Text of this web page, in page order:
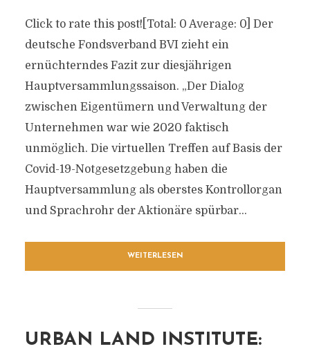
Click to rate this post![Total: 0 Average: 0] Der
deutsche Fondsverband BVI zieht ein
ernüchterndes Fazit zur diesjährigen
Hauptversammlungssaison. „Der Dialog
zwischen Eigentümern und Verwaltung der
Unternehmen war wie 2020 faktisch
unmöglich. Die virtuellen Treffen auf Basis der
Covid-19-Notgesetzgebung haben die
Hauptversammlung als oberstes Kontrollorgan
und Sprachrohr der Aktionäre spürbar...
WEITERLESEN
URBAN LAND INSTITUTE: